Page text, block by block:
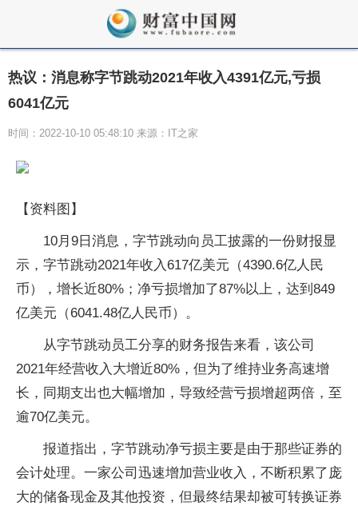
热议：消息称字节跳动2021年收入4391亿元,亏损
6041亿元
时间：2022-10-10 05:48:10 来源：IT之家
【资料图】
10月9日消息，字节跳动向员工披露的一份财报显
示，字节跳动2021年收入617亿美元（4390.6亿人民
币），增长近80%；净亏损增加了87%以上，达到849
亿美元（6041.48亿人民币）。
从字节跳动员工分享的财务报告来看，该公司
2021年经营收入大增近80%，但为了维持业务高速增
长，同期支出也大幅增加，导致经营亏损增超两倍，至
逾70亿美元。
报道指出，字节跳动净亏损主要是由于那些证券的
会计处理。一家公司迅速增加营业收入，不断积累了庞
大的储备现金及其他投资，但最终结果却被可转换证券